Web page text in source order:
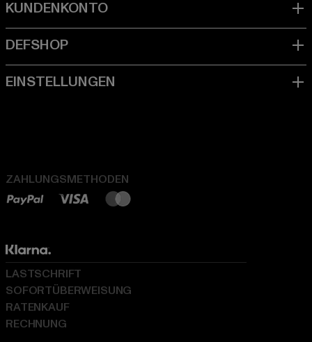
ZAHLUNGSMETHODEN
LASTSCHRIFT
SOFORTÜBERWEISUNG
RATENKAUF
RECHNUNG